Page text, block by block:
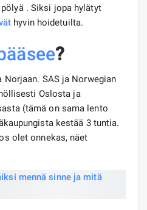
. Siksi jopa hylätyt
hyvin hoidetuilta.
?
Norjaan. SAS ja Norwegian
Oslosta ja
(tämä on sama lento
kestää 3 tuntia.
olet onnekas, näet